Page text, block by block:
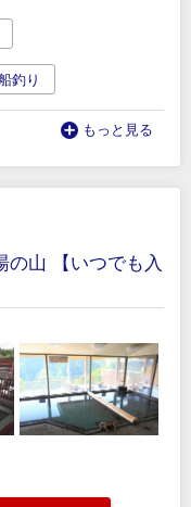
釣り
もっと見る
の山 【いつでも入